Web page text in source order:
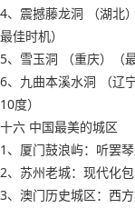
4、震撼藤龙洞 （湖北
最佳时机）
5、雪玉洞 （重庆）（
6、九曲本溪水洞 （辽
10度）
十六 中国最美的城区
1、厦门鼓浪屿：听罢
2、苏州老城：现代化
3、澳门历史城区：西